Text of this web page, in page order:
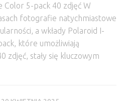
Color 5-pack 40 zdjęć W
fotografie natychmiastowe
a wkłady Polaroid I-
które umożliwiają
zdjęć, stały się kluczowym